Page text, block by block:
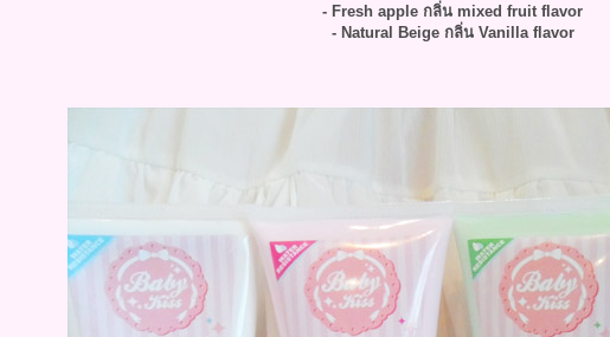
- Fresh apple กลิ่น mixed fruit flavor
- Natural Beige กลิ่น Vanilla flavor